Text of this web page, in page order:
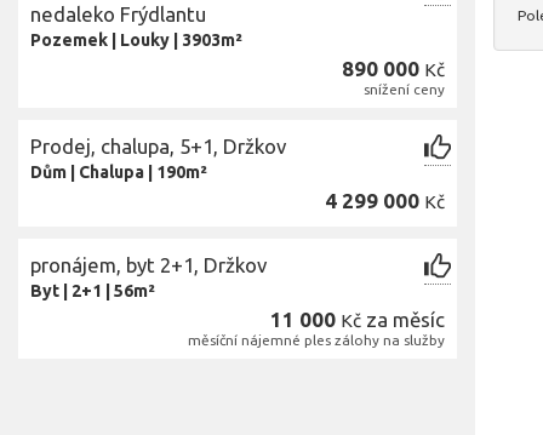
nedaleko Frýdlantu
Pozemek Louky 3903m²
890 000 Kč
snížení ceny
Prodej, chalupa, 5+1, Držkov
Dům Chalupa 190m²
4 299 000 Kč
pronájem, byt 2+1, Držkov
Byt 2+1 56m²
11 000 Kč za měsíc
měsíční nájemné ples zálohy na služby